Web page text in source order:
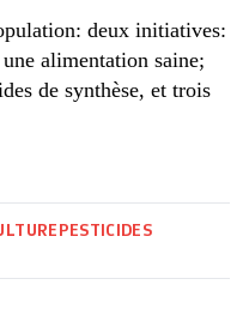
deux initiatives:
alimentation saine;
de synthèse, et trois
PESTICIDES